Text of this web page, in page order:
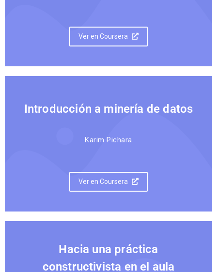
Ver en Coursera
Introducción a minería de datos
Karim Pichara
Ver en Coursera
Hacia una práctica
constructivista en el aula